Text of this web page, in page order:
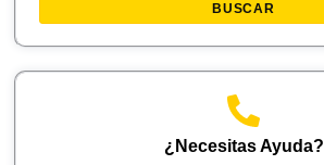
BUSCAR
¿Necesitas Ayuda?